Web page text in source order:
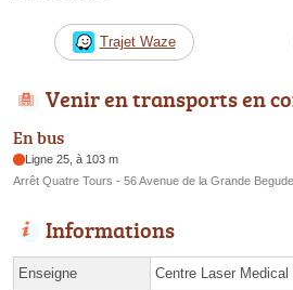
Trajet Waze
Venir en transports en
En bus
Ligne 25, à 103 m
Arrêt Quatre Tours - 56 Avenue de la Grande Begude
Informations
Enseigne Centre Laser